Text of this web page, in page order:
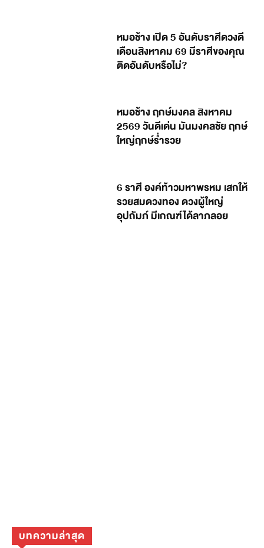
หมอช้าง เปิด 5 อันดับราศีดวงดี
เดือนสิงหาคม 69 มีราศีของคุณ
ติดอันดับหรือไม่?
หมอช้าง ฤกษ์มงคล สิงหาคม
2569 วันดีเด่น มันมงคลชัย ฤกษ์
ใหญ่ฤกษ์ร่ำรวย
6 ราศี องค์ท้าวมหาพรหม เสกให้
รวยสมดวงทอง ดวงผู้ใหญ่
อุปถัมภ์ มีเกณฑ์ได้ลาภลอย
บทความล่าสุด